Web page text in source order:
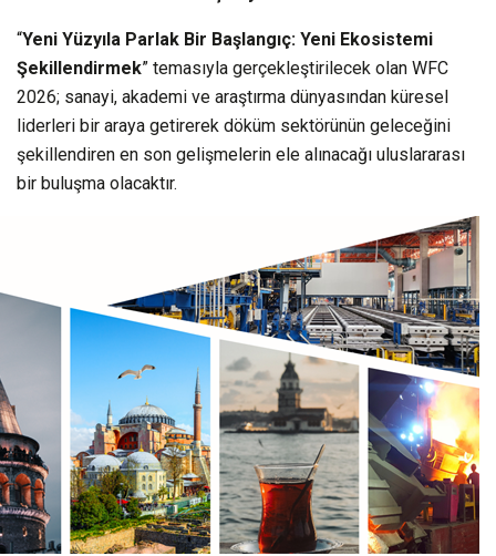
“Yeni Yüzyıla Parlak Bir Başlangıç: Yeni Ekosistemi
Şekillendirmek” temasıyla gerçekleştirilecek olan WFC
2026; sanayi, akademi ve araştırma dünyasından küresel
liderleri bir araya getirerek döküm sektörünün geleceğini
şekillendiren en son gelişmelerin ele alınacağı uluslararası
bir buluşma olacaktır.